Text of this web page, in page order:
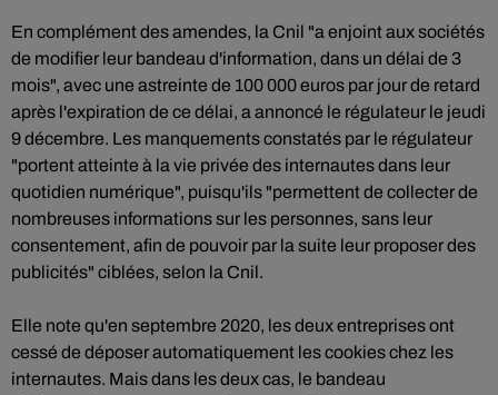
En complément des amendes, la Cnil "a enjoint aux sociétés
de modifier leur bandeau d'information, dans un délai de 3
mois", avec une astreinte de 100 000 euros par jour de retard
après l'expiration de ce délai, a annoncé le régulateur le jeudi
9 décembre. Les manquements constatés par le régulateur
"portent atteinte à la vie privée des internautes dans leur
quotidien numérique", puisqu'ils "permettent de collecter de
nombreuses informations sur les personnes, sans leur
consentement, afin de pouvoir par la suite leur proposer des
publicités" ciblées, selon la Cnil.
Elle note qu'en septembre 2020, les deux entreprises ont
cessé de déposer automatiquement les cookies chez les
internautes. Mais dans les deux cas, le bandeau